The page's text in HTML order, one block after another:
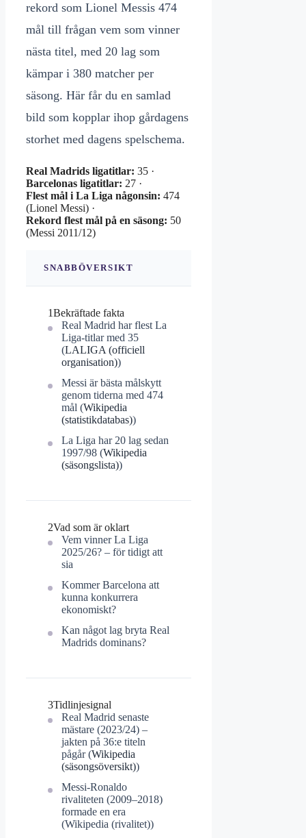
rekord som Lionel Messis 474
mål till frågan vem som vinner
nästa titel, med 20 lag som
kämpar i 380 matcher per
säsong. Här får du en samlad
bild som kopplar ihop gårdagens
storhet med dagens spelschema.
Real Madrids ligatitlar: 35 ·
Barcelonas ligatitlar: 27 ·
Flest mål i La Liga någonsin: 474
(Lionel Messi) ·
Rekord flest mål på en säsong: 50
(Messi 2011/12)
SNABBÖVERSIKT
1Bekräftade fakta
Real Madrid har flest La
Liga-titlar med 35
(LALIGA (officiell
organisation))
Messi är bästa målskytt
genom tiderna med 474
mål (Wikipedia
(statistikdatabas))
La Liga har 20 lag sedan
1997/98 (Wikipedia
(säsongslista))
2Vad som är oklart
Vem vinner La Liga
2025/26? – för tidigt att
sia
Kommer Barcelona att
kunna konkurrera
ekonomiskt?
Kan något lag bryta Real
Madrids dominans?
3Tidlinjesignal
Real Madrid senaste
mästare (2023/24) –
jakten på 36:e titeln
pågår (Wikipedia
(säsongsöversikt))
Messi-Ronaldo
rivaliteten (2009–2018)
formade en era
(Wikipedia (rivalitet))